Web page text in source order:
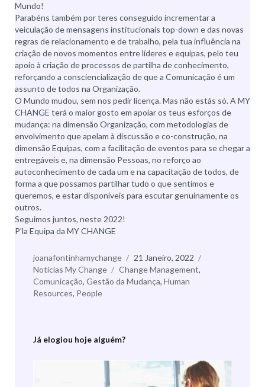
Mundo!
Parabéns também por teres conseguido incrementar a
veiculação de mensagens institucionais top-down e das novas
regras de relacionamento e de trabalho, pela tua influência na
criação de novos momentos entre líderes e equipas, pelo teu
apoio à criação de processos de partilha de conhecimento,
reforçando a consciencialização de que a Comunicação é um
assunto de todos na Organização.
O Mundo mudou, sem nos pedir licença. Mas não estás só. A MY
CHANGE terá o maior gosto em apoiar os teus esforços de
mudança: na dimensão Organização, com metodologias de
envolvimento que apelam à discussão e co-construção, na
dimensão Equipas, com a facilitação de eventos para se chegar a
entregáveis e, na dimensão Pessoas, no reforço ao
autoconhecimento de cada um e na capacitação de todos, de
forma a que possamos partilhar tudo o que sentimos e
queremos, e estar disponíveis para escutar genuinamente os
outros.
Seguimos juntos, neste 2022!
P’la Equipa da MY CHANGE
Autor
joanafontinhamychange
Publicado
a
21 Janeiro, 2022
Notícias My Change
Etiquetas
Change Management,
Comunicação, Gestão da Mudança, Human
Resources, People
Já elogiou hoje alguém?